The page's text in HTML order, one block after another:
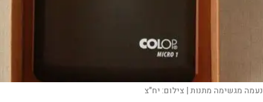
נעמה מגשימה מתנות | צילום:יח"צ